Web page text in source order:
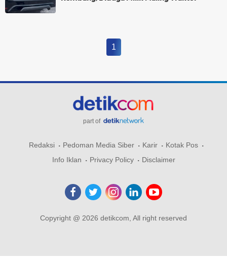
1
part of
Redaksi Pedoman Media Siber Karir
Kotak Pos
Info Iklan
Privacy Policy Disclaimer
Copyright @ 2026 detikcom, All right reserved